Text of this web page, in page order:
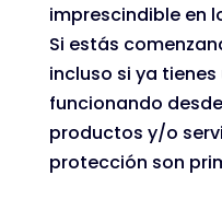
imprescindible en
Si estás
incluso si ya
funcionando
productos y/o
protección son